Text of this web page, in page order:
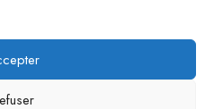
réalisé par l'agence